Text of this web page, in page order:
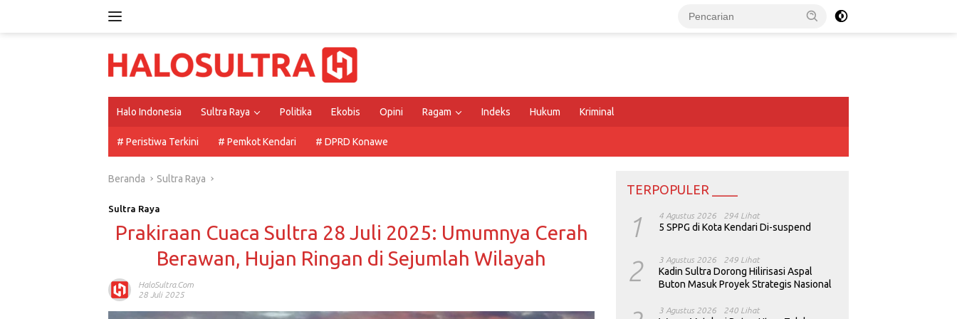
Halo Indonesia Sultra Raya Politika Ekobis Opini Ragam Indeks Hukum Kriminal
# Peristiwa Terkini # Pemkot Kendari # DPRD Konawe
Beranda Sultra Raya
Sultra Raya
Prakiraan Cuaca Sultra 28 Juli 2025: Umumnya Cerah
Berawan, Hujan Ringan di Sejumlah Wilayah
HaloSultra.com
28 Juli 2025
TERPOPULER ____
1 4 Agustus 2026 294 Lihat
5 SPPG di Kota Kendari Di-suspend
2 3 Agustus 2026 249 Lihat
Kadin Sultra Dorong Hilirisasi Aspal
Buton Masuk Proyek Strategis Nasional
3 Agustus 2026 240 Lihat